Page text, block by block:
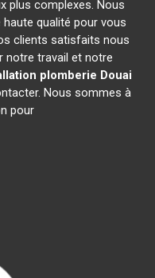
plus complexes. Nous
qualité pour vous
clients satisfaits nous
notre travail et notre
plomberie Douai
Nous sommes à
pour